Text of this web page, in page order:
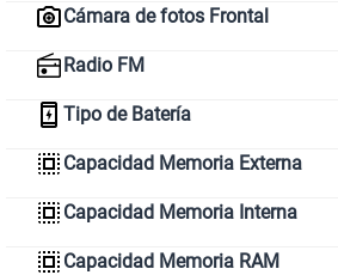
Cámara de fotos Frontal
Radio FM
Tipo de Batería
Capacidad Memoria Externa
Capacidad Memoria Interna
Capacidad Memoria RAM